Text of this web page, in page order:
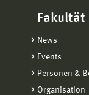
Fakultät
News
Events
Personen &
Organisation